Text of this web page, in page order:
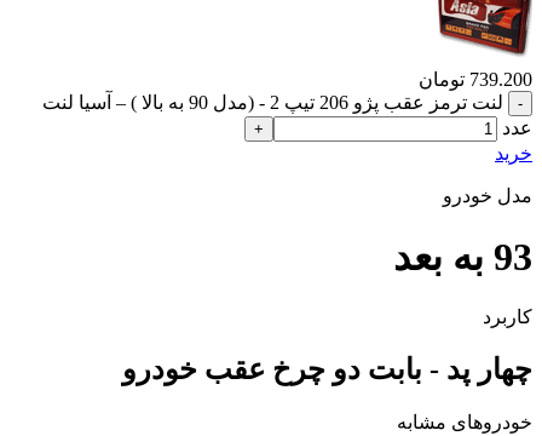
739.200 تومان
لنت ترمز عقب پژو 206 تیپ 2 - (مدل 90 به بالا ) – آسیا لنت
عدد
خرید
مدل خودرو
93 به بعد
کاربرد
چهار پد - بابت دو چرخ عقب خودرو
خودروهای مشابه